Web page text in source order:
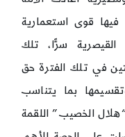
قوى استعمارية
سرًّا، تلك
في تلك الفترة حق
بما يتناسب
الخصيب” اللقمة